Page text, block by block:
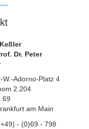
Dr. Peter
W.-Adorno-Platz 4
2.204
69
am Main
- (0)69 - 798